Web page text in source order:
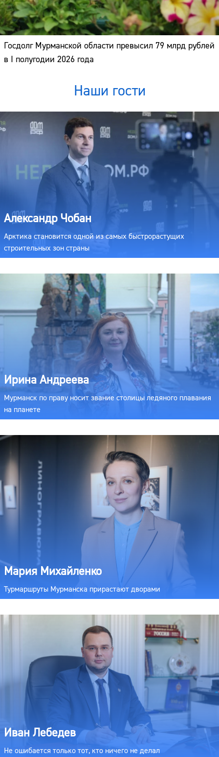
Госдолг Мурманской области превысил 79 млрд рублей
в I полугодии 2026 года
Наши гости
Александр Чобан
Арктика становится одной из самых быстрорастущих
строительных зон страны
Ирина Андреева
Мурманск по праву носит звание столицы ледяного плавания
на планете
Мария Михайленко
Турмаршруты Мурманска прирастают дворами
Иван Лебедев
Не ошибается только тот, кто ничего не делал